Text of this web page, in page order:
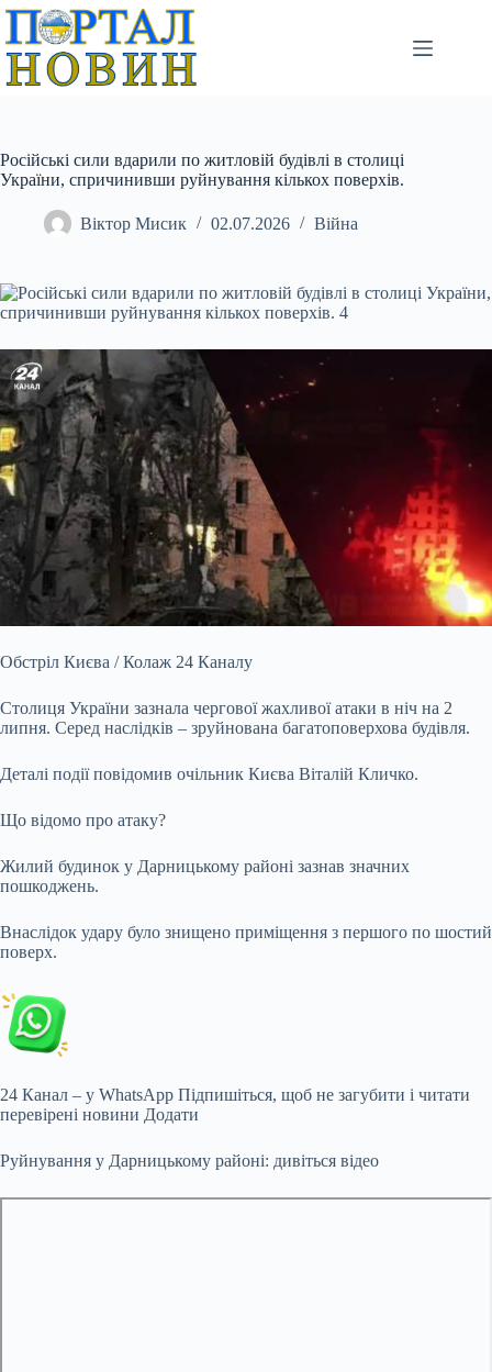
Перейти
вмісту
Російські сили вдарили по житловій будівлі в столиці
України, спричинивши руйнування кількох поверхів.
Віктор Мисик 02.07.2026 Війна
Обстріл Києва / Колаж 24 Каналу
Столиця України зазнала чергової жахливої атаки в ніч на 2
липня. Серед наслідків – зруйнована багатоповерхова будівля.
Деталі події повідомив очільник Києва Віталій Кличко.
Що відомо про атаку?
Жилий будинок у Дарницькому районі зазнав значних
пошкоджень.
Внаслідок удару було знищено приміщення з першого по шостий
поверх.
24 Канал – у WhatsApp Підпишіться, щоб не загубити і читати
перевірені новини Додати
Руйнування у Дарницькому районі: дивіться відео